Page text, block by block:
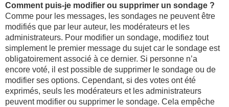
Comment puis-je modifier ou supprimer un sondage ?
Comme pour les messages, les sondages ne peuvent être
modifiés que par leur auteur, les modérateurs et les
administrateurs. Pour modifier un sondage, modifiez tout
simplement le premier message du sujet car le sondage est
obligatoirement associé à ce dernier. Si personne n’a
encore voté, il est possible de supprimer le sondage ou de
modifier ses options. Cependant, si des votes ont été
exprimés, seuls les modérateurs et les administrateurs
peuvent modifier ou supprimer le sondage. Cela empêche